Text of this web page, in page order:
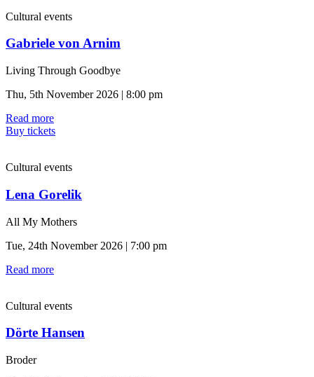
Cultural events
Gabriele von Arnim
Living Through Goodbye
Thu, 5th November 2026 | 8:00 pm
Read more
Buy tickets
Cultural events
Lena Gorelik
All My Mothers
Tue, 24th November 2026 | 7:00 pm
Read more
Cultural events
Dörte Hansen
Broder